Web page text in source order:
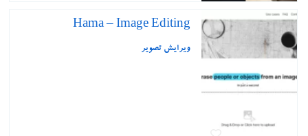
Hama – Image Editing
ویرایش تصویر